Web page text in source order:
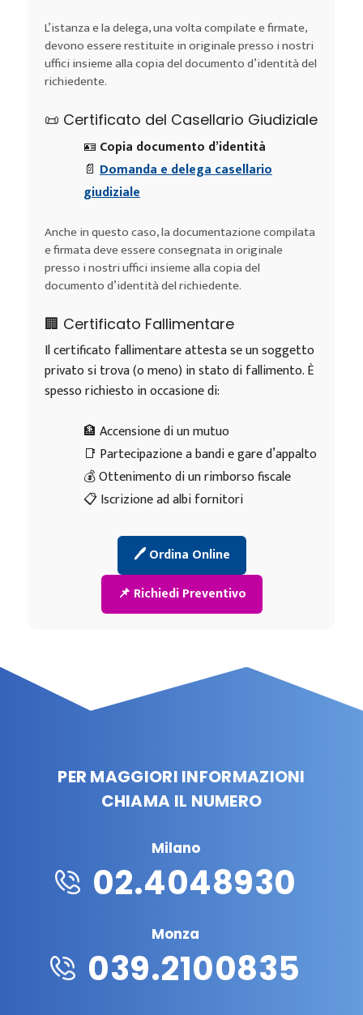
L’istanza e la delega, una volta compilate e firmate,
devono essere restituite in originale presso i nostri
uffici insieme alla copia del documento d’identità del
richiedente.
📜 Certificato del Casellario Giudiziale
🪪 Copia documento d’identità
📄 Domanda e delega casellario
giudiziale
Anche in questo caso, la documentazione compilata
e firmata deve essere consegnata in originale
presso i nostri uffici insieme alla copia del
documento d’identità del richiedente.
🏢 Certificato Fallimentare
Il certificato fallimentare attesta se un soggetto
privato si trova (o meno) in stato di fallimento. È
spesso richiesto in occasione di:
🏦 Accensione di un mutuo
📑 Partecipazione a bandi e gare d’appalto
💰 Ottenimento di un rimborso fiscale
📋 Iscrizione ad albi fornitori
🖊️ Ordina Online
📌 Richiedi Preventivo
PER MAGGIORI INFORMAZIONI
CHIAMA IL NUMERO
Milano
02.4048930
Monza
039.2100835